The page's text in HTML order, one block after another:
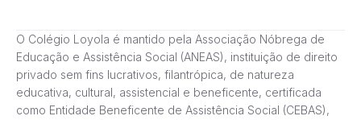
O Colégio Loyola é mantido pela Associação Nóbrega de
Educação e Assistência Social (ANEAS), instituição de direito
privado sem fins lucrativos, filantrópica, de natureza
educativa, cultural, assistencial e beneficente, certificada
como Entidade Beneficente de Assistência Social (CEBAS),